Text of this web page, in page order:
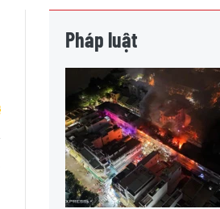
Pháp luật